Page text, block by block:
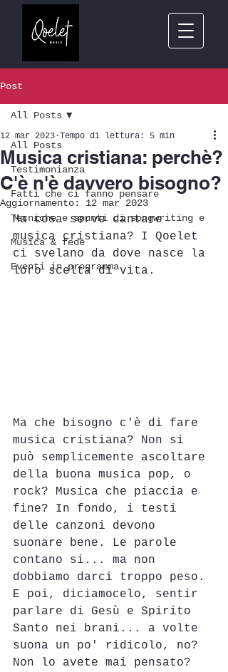
Post
All Posts
Testimonianza
Fatti che ci fanno pensare
Tecniche e spunti di songwriting e
Musica & fede
Eventi in programma
All Posts
Musica cristiana: perchè?
C'è n'è davvero bisogno?
12 mar 2023 Tempo di lettura: 5 min
Aggiornamento: 12 mar 2023
Ma cosa serve cantare
musica cristiana? I Qoelet
ci svelano da dove nasce la
loro scelta di vita.
Ma che bisogno c'è di fare
musica cristiana? Non si
può semplicemente ascoltare
della buona musica pop, o
rock? Musica che piaccia e
fine? In fondo, i testi
delle canzoni devono
suonare bene. Le parole
contano si... ma non
dobbiamo darci troppo peso.
E poi, diciamocelo, sentir
parlare di Gesù e Spirito
Santo nei brani... a volte
suona un po' ridicolo, no?
Non lo avete mai pensato?